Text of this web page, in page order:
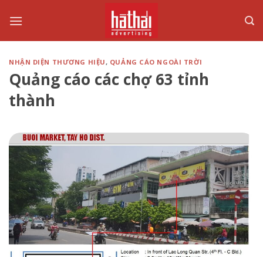
NHẬN DIỆN THƯƠNG HIỆU, QUẢNG CÁO NGOÀI TRỜI
Quảng cáo các chợ 63 tỉnh
thành